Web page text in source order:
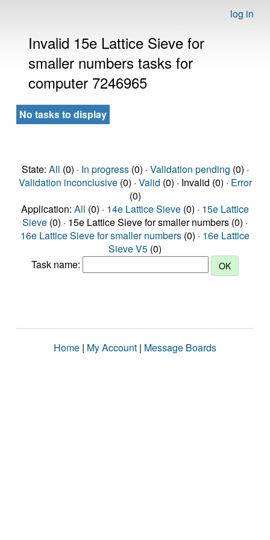
log in
Invalid 15e Lattice Sieve for
smaller numbers tasks for
computer 7246965
No tasks to display
State: All (0) · In progress(0) · Validation pending (0) ·
Validation inconclusive(0) · Valid (0) · Invalid (0) · Error
(0)
Application: All (0) · 14e Lattice Sieve (0) · 15e Lattice
Sieve (0) · 15e Lattice Sieve for smaller numbers (0) ·
16e Lattice Sieve for smaller numbers (0) · 16e Lattice
Sieve V5 (0)
Task name:
Home | My Account | Message Boards